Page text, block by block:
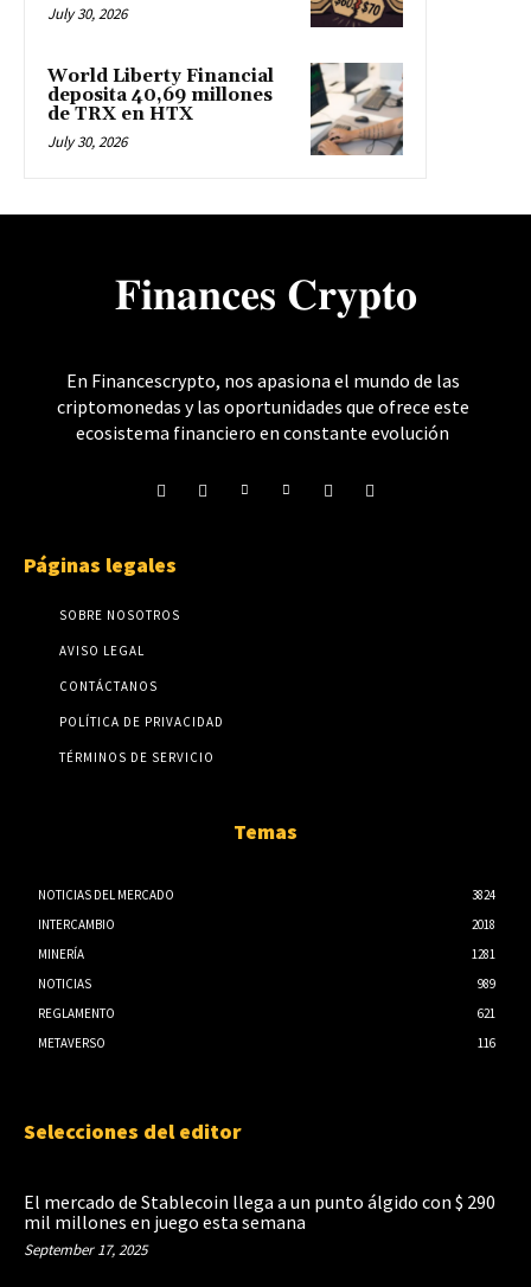
July 30, 2026
World Liberty Financial
deposita 40,69 millones
de TRX en HTX
July 30, 2026
𝐅𝐢𝐧𝐚𝐧𝐜𝐞𝐬 𝐂𝐫𝐲𝐩𝐭𝐨
En Financescrypto, nos apasiona el mundo de las
criptomonedas y las oportunidades que ofrece este
ecosistema financiero en constante evolución
Páginas legales
SOBRE NOSOTROS
AVISO LEGAL
CONTÁCTANOS
POLÍTICA DE PRIVACIDAD
TÉRMINOS DE SERVICIO
Temas
NOTICIAS DEL MERCADO
3824
INTERCAMBIO
2018
MINERÍA
1281
NOTICIAS
989
REGLAMENTO
621
METAVERSO
116
Selecciones del editor
El mercado de Stablecoin llega a un punto álgido con $ 290
mil millones en juego esta semana
September 17, 2025